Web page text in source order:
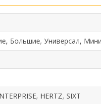
Большие, Универсал,
HERTZ, SIXT